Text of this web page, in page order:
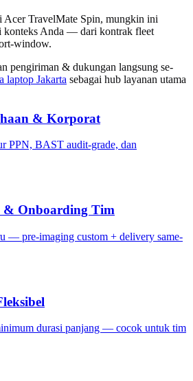
Acer TravelMate Spin, mungkin ini
konteks Anda — dari kontrak fleet
window.
pengiriman & dukungan langsung se-
laptop Jakarta sebagai hub layanan utama
& Korporat
PPN, BAST audit-grade, dan
& Onboarding Tim
— pre-imaging custom + delivery same-
durasi panjang — cocok untuk tim